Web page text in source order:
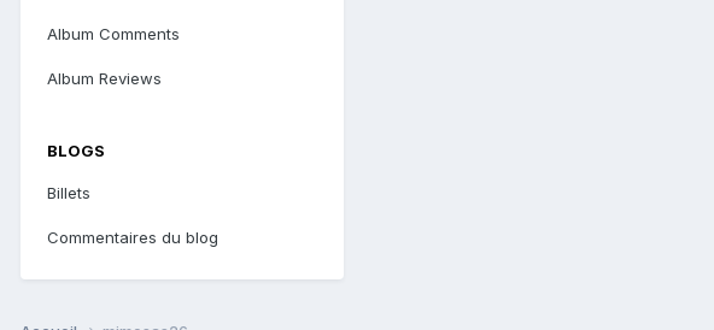
Album Comments
Album Reviews
BLOGS
Billets
Commentaires du blog